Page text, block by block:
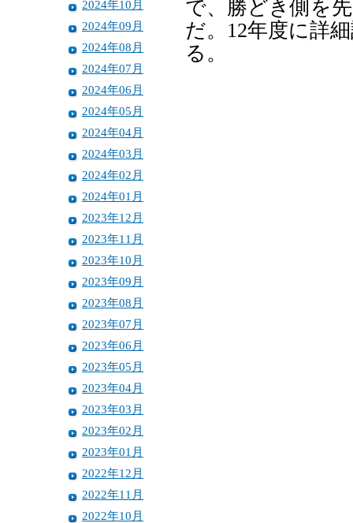
2024年10月
2024年09月
2024年08月
2024年07月
2024年06月
2024年05月
2024年04月
2024年03月
2024年02月
2024年01月
2023年12月
2023年11月
2023年10月
2023年09月
2023年08月
2023年07月
2023年06月
2023年05月
2023年04月
2023年03月
2023年02月
2023年01月
2022年12月
2022年11月
2022年10月
で、勝どき側を
だ。12年度に詳
る。